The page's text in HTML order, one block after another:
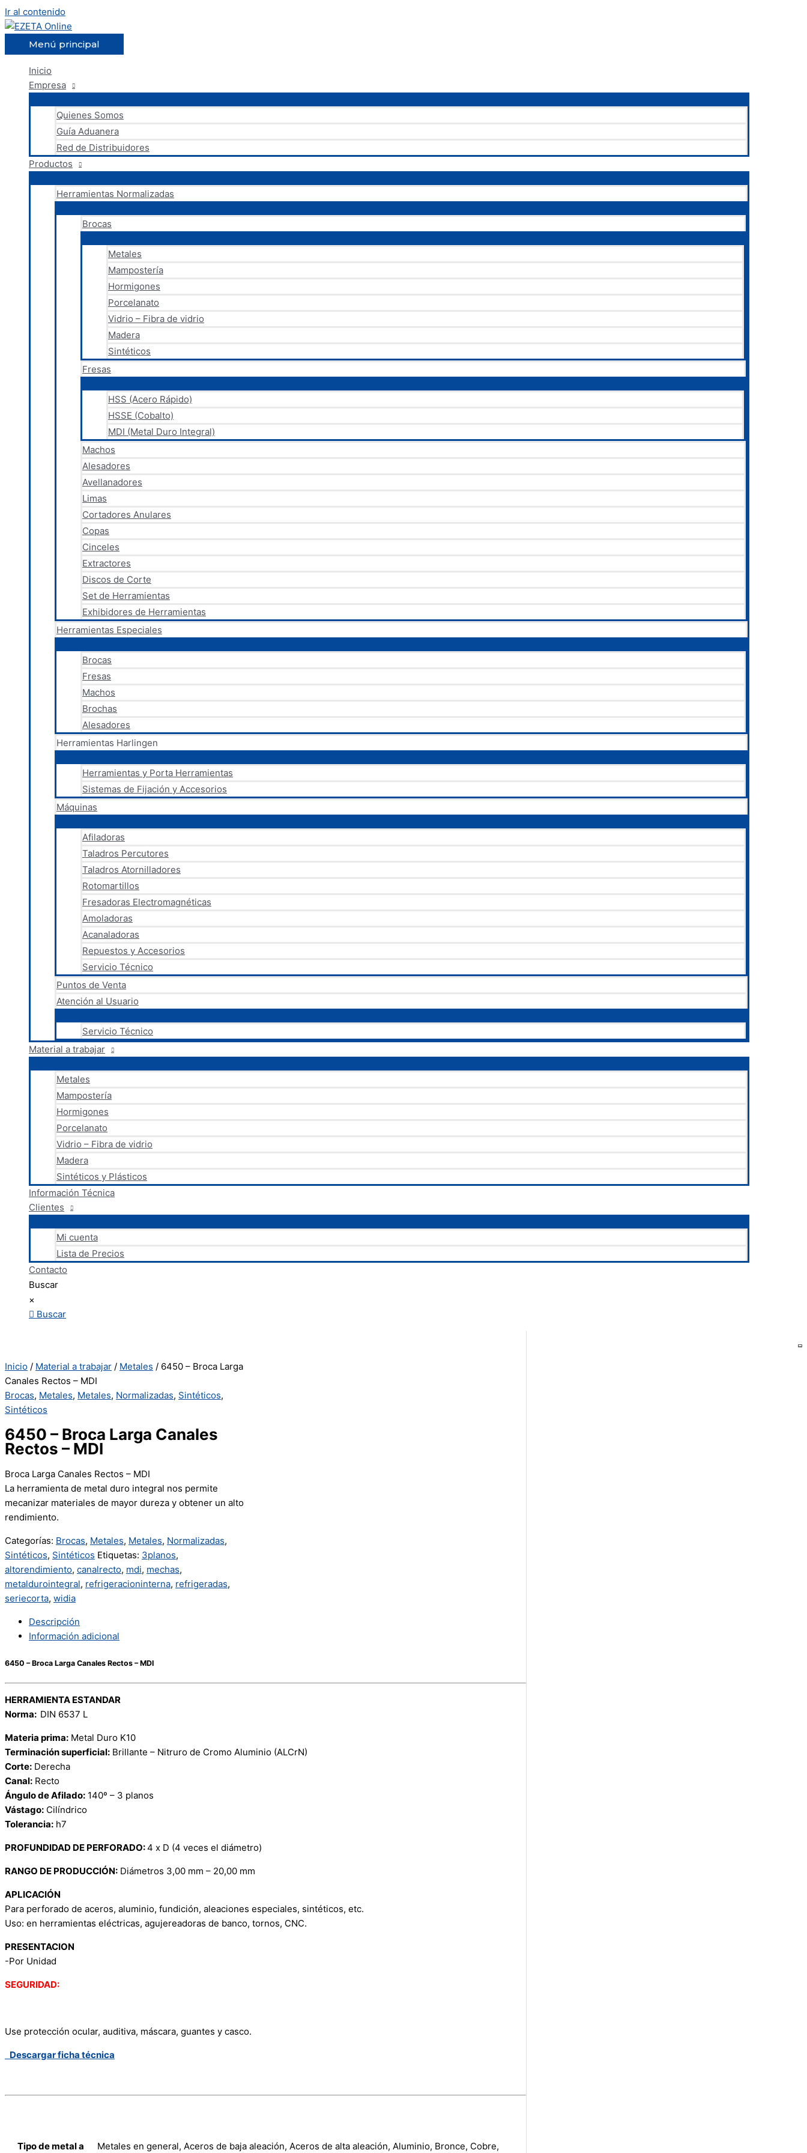
Ir al contenido
Menú principal
Inicio
Empresa
Quienes Somos
Guía Aduanera
Red de Distribuidores
Productos
Herramientas Normalizadas
Brocas
Metales
Mampostería
Hormigones
Porcelanato
Vidrio – Fibra de vidrio
Madera
Sintéticos
Fresas
HSS (Acero Rápido)
HSSE (Cobalto)
MDI (Metal Duro Integral)
Machos
Alesadores
Avellanadores
Limas
Cortadores Anulares
Copas
Cinceles
Extractores
Discos de Corte
Set de Herramientas
Exhibidores de Herramientas
Herramientas Especiales
Brocas
Fresas
Machos
Brochas
Alesadores
Herramientas Harlingen
Herramientas y Porta Herramientas
Sistemas de Fijación y Accesorios
Máquinas
Afiladoras
Taladros Percutores
Taladros Atornilladores
Rotomartillos
Fresadoras Electromagnéticas
Amoladoras
Acanaladoras
Repuestos y Accesorios
Servicio Técnico
Puntos de Venta
Atención al Usuario
Servicio Técnico
Material a trabajar
Metales
Mampostería
Hormigones
Porcelanato
Vidrio – Fibra de vidrio
Madera
Sintéticos y Plásticos
Información Técnica
Clientes
Mi cuenta
Lista de Precios
Contacto
Buscar
×
Buscar
Inicio / Material a trabajar / Metales / 6450 – Broca Larga
Canales Rectos – MDI
Brocas, Metales, Metales, Normalizadas, Sintéticos,
Sintéticos
6450 – Broca Larga Canales
Rectos – MDI
Broca Larga Canales Rectos – MDI
La herramienta de metal duro integral nos permite
mecanizar materiales de mayor dureza y obtener un alto
rendimiento.
Categorías: Brocas, Metales, Metales, Normalizadas,
Sintéticos, Sintéticos Etiquetas: 3planos,
altorendimiento, canalrecto, mdi, mechas,
metaldurointegral, refrigeracioninterna, refrigeradas,
seriecorta, widia
Descripción
Información adicional
6450 – Broca Larga Canales Rectos – MDI
HERRAMIENTA ESTANDAR
Norma: DIN 6537 L
Materia prima: Metal Duro K10
Terminación superficial: Brillante – Nitruro de Cromo Aluminio (ALCrN)
Corte: Derecha
Canal: Recto
Ángulo de Afilado: 140º – 3 planos
Vástago: Cilíndrico
Tolerancia: h7
PROFUNDIDAD DE PERFORADO:4 x D (4 veces el diámetro)
RANGO DE PRODUCCIÓN: Diámetros 3,00 mm – 20,00 mm
APLICACIÓN
Para perforado de aceros, aluminio, fundición, aleaciones especiales, sintéticos, etc.
Uso: en herramientas eléctricas, agujereadoras de banco, tornos, CNC.
PRESENTACION
-Por Unidad
SEGURIDAD:
Use protección ocular, auditiva, máscara, guantes y casco.
Descargar ficha técnica
Tipo de metal a Metales en general, Aceros de baja aleación, Aceros de alta aleación, Aluminio, Bronce, Cobre,